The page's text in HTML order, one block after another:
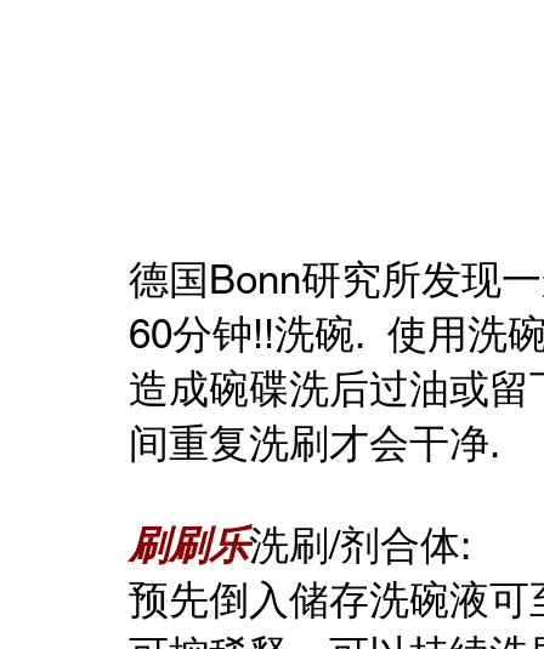
德国Bonn研究所发现
60分钟!!洗碗. 使用洗
造成碗碟洗后过油或
间重复洗刷才会干净.
刷刷乐洗刷/剂合体:
预先倒入储存洗碗液